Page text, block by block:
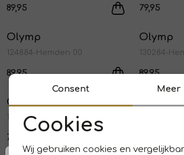
89,95 79,95
1/2
Olymp
124884-Hemden 00
89,95
1/2
Olymp
130284-
89,95
1/2
Olymp
126684-Hemden 00
79,95
1/2
Noodzakelijke cookies
Consent Meer
Cookies
Wij gebruiken cookies en